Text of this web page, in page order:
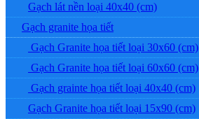
Gạch lát nền loại 40x40 (cm)
Gạch granite họa tiết
Gạch Granite họa tiết loại 30x60 (cm)
Gạch Granite họa tiết loại 60x60 (cm)
Gạch grainte họa tiết loại 40x40 (cm)
Gạch Granite họa tiết loại 15x90 (cm)